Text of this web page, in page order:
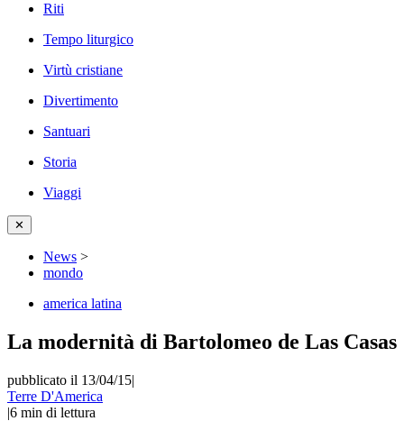
Riti
Tempo liturgico
Virtù cristiane
Divertimento
Santuari
Storia
Viaggi
✕
News >
mondo
america latina
La modernità di Bartolomeo de Las Casas
pubblicato il 13/04/15|
Terre D'America
|6 min di lettura